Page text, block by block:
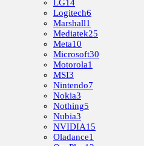
LG14
Logitech6
Marshall1
Mediatek25
Meta10
Microsoft30
Motorola1
MSI3
Nintendo7
Nokia3
Nothing5
Nubia3
NVIDIA15
Oladance1